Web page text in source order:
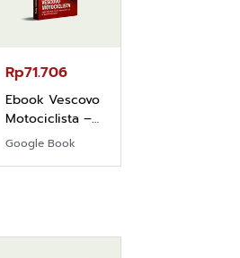
Rp71.706
Ebook Vescovo
Motociclista –
Kisah Nyata
Uskup Giulio
Google Book